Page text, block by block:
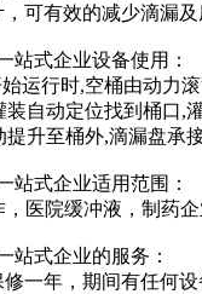
可有效的减少滴漏及
站式企业设备使用：
运行时,空桶由动力
自动定位找到桶口,
升至桶外,滴漏盘承
站式企业适用范围：
医院缓冲液，制药
站式企业的服务：
一年，期间有任何